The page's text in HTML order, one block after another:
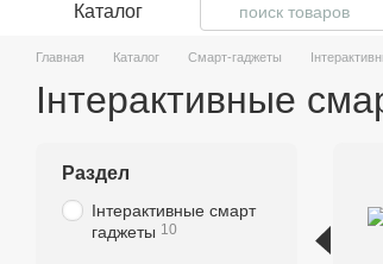
Каталог
Главная Каталог Смарт-гаджеты
Інтерактивные
Раздел
Інтерактивные смарт
гаджеты 10